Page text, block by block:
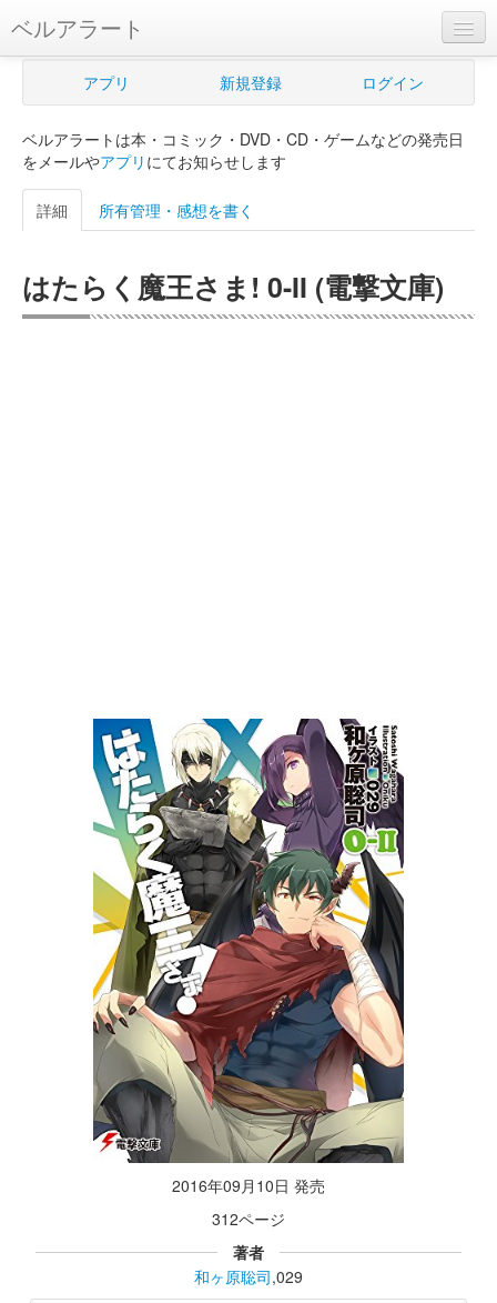
ベルアラート
ベルアラートとは
新規登録
ログイン
購入管理
アプリ 新規登録 ログイン
ベルアラートは本・コミック・DVD・CD・ゲームなどの発売日
をメールやアプリ にてお知らせします
詳細 所有管理・感想を書く
はたらく魔王さま! 0-II (電撃文庫)
2016年09月10日 発売
312ページ
著者
和ヶ原聡司,029